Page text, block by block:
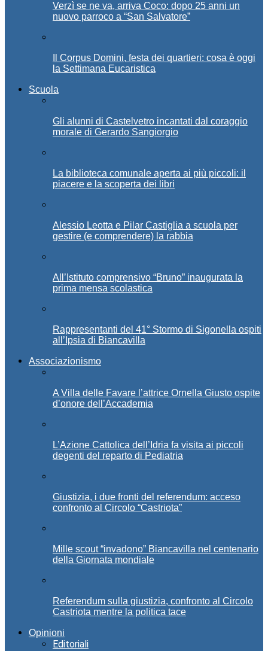
Verzì se ne va, arriva Coco: dopo 25 anni un
nuovo parroco a “San Salvatore”
Il Corpus Domini, festa dei quartieri: cosa è oggi
la Settimana Eucaristica
Scuola
Gli alunni di Castelvetro incantati dal coraggio
morale di Gerardo Sangiorgio
La biblioteca comunale aperta ai più piccoli: il
piacere e la scoperta dei libri
Alessio Leotta e Pilar Castiglia a scuola per
gestire (e comprendere) la rabbia
All’Istituto comprensivo “Bruno” inaugurata la
prima mensa scolastica
Rappresentanti del 41° Stormo di Sigonella ospiti
all’Ipsia di Biancavilla
Associazionismo
A Villa delle Favare l’attrice Ornella Giusto ospite
d’onore dell’Accademia
L’Azione Cattolica dell’Idria fa visita ai piccoli
degenti del reparto di Pediatria
Giustizia, i due fronti del referendum: acceso
confronto al Circolo “Castriota”
Mille scout “invadono” Biancavilla nel centenario
della Giornata mondiale
Referendum sulla giustizia, confronto al Circolo
Castriota mentre la politica tace
Opinioni
Editoriali